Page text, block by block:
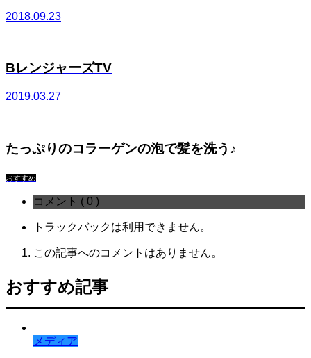
2018.09.23
BレンジャーズTV
2019.03.27
たっぷりのコラーゲンの泡で髪を洗う♪
おすすめ
コメント ( 0 )
トラックバックは利用できません。
この記事へのコメントはありません。
おすすめ記事
メディア